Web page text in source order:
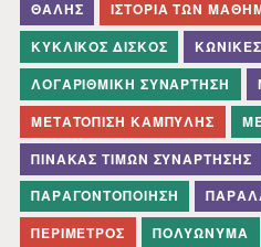
ΘΑΛΉΣ ΙΣΤΟΡΊΑ ΤΩΝ
ΚΥΚΛΙΚΌΣ ΔΊΣΚΟΣ
ΛΟΓΑΡΙΘΜΙΚΉ ΣΥΝΆΡΤΗΣΗ
ΜΕΤΑΤΌΠΙΣΗ ΚΑΜΠΎΛΗΣ
ΠΊΝΑΚΑΣ ΤΙΜΏΝ ΣΥΝΆΡΤΗΣΗΣ
ΠΑΡΑΓΟΝΤΟΠΟΊΗΣΗ
ΠΕΡΊΜΕΤΡΟΣ ΠΟΛΥΏΝΥΜΑ